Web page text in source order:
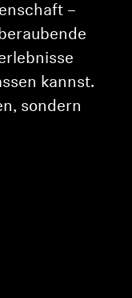
–
kannst.
sondern